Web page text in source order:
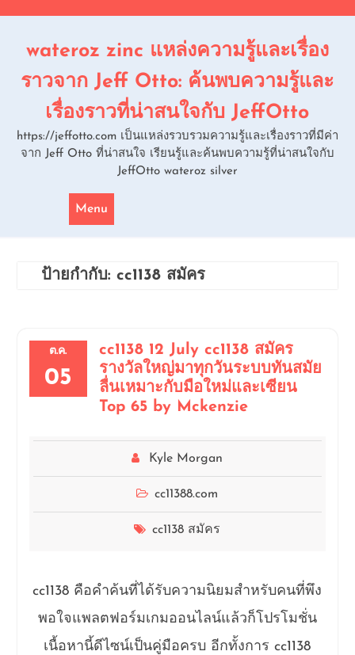
contentwateroz zinc แหล่งความรู้และเรื่อง
ราวจาก Jeff Otto: ค้นพบความรู้และ
เรื่องราวที่น่าสนใจกับ JeffOtto
https://jeffotto.com เป็นแหล่งรวบรวมความรู้และเรื่องราวที่มีค่า
จาก Jeff Otto ที่น่าสนใจ เรียนรู้และค้นพบความรู้ที่น่าสนใจกับ
JeffOtto wateroz silver
Menu
ป้ายกำกับ: cc1138 สมัคร
ต.ค.
05
cc1138 12 July cc1138 สมัคร
รางวัลใหญ่มาทุกวันระบบทันสมัย
ลื่นเหมาะกับมือใหม่และเซียน
Top 65 by Mckenzie
Kyle Morgan
cc11388.com
cc1138 สมัคร
cc1138 คือคำค้นที่ได้รับความนิยมสำหรับคนที่พึง
พอใจแพลตฟอร์มเกมออนไลน์แล้วก็โปรโมชั่น
เนื้อหานี้ดีไซน์เป็นคู่มือครบ อีกทั้งการ cc1138